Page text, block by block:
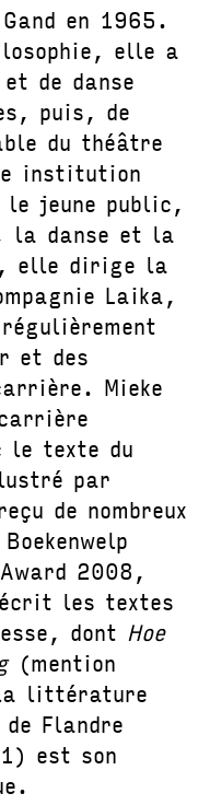
en 1965.
elle a
de danse
puis, de
du théâtre
institution
le jeune public,
danse et la
elle dirige la
Laika,
et des
Mieke
le texte du
par
de nombreux
2008,
les textes
dont Hoe
(mention
littérature
Flandre
est son